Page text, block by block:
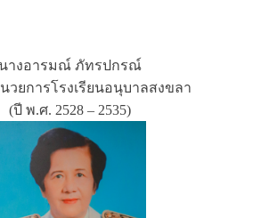
นางอารมณ์ ภัทรปกรณ์
วยการโรงเรียนอนุบาลสงขลา
(ปี พ.ศ. 2528 – 2535)